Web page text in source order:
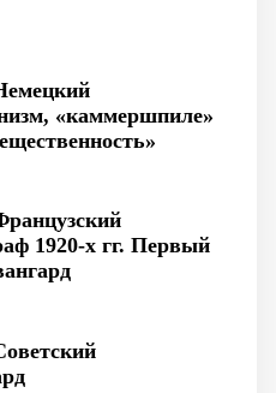
«каммершпиле»
1920-х гг. Первый